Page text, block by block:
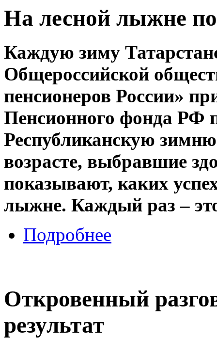
На лесной лыжне
Каждую зиму
Общероссийской
пенсионеров России»
Пенсионного фонда РФ
Республиканскую
возрасте, выбравшие
показывают, каких
лыжне. Каждый раз –
Подробнее
Откровенный
результат